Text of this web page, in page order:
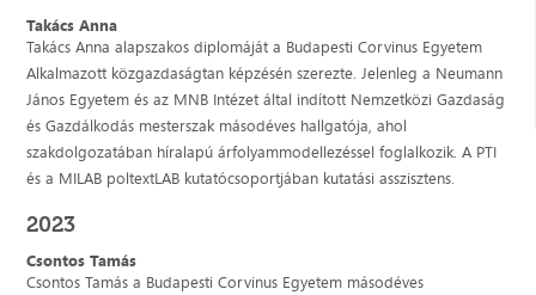
Takács Anna
Takács Anna alapszakos diplomáját a Budapesti Corvinus Egyetem
Alkalmazott közgazdaságtan képzésén szerezte. Jelenleg a Neumann
János Egyetem és az MNB Intézet által indított Nemzetközi Gazdaság
és Gazdálkodás mesterszak másodéves hallgatója, ahol
szakdolgozatában híralapú árfolyammodellezéssel foglalkozik. A PTI
és a MILAB poltextLAB kutatócsoportjában kutatási asszisztens.
2023
Csontos Tamás
Csontos Tamás a Budapesti Corvinus Egyetem másodéves